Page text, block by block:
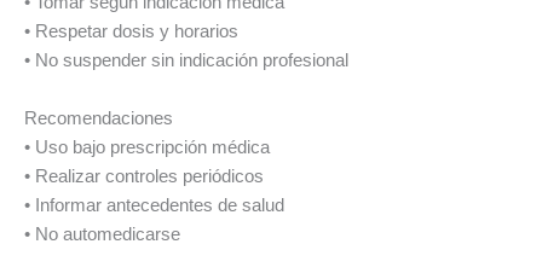
• Respetar dosis y horarios
• No suspender sin indicación profesional
Recomendaciones
• Uso bajo prescripción médica
• Realizar controles periódicos
• Informar antecedentes de salud
• No automedicarse